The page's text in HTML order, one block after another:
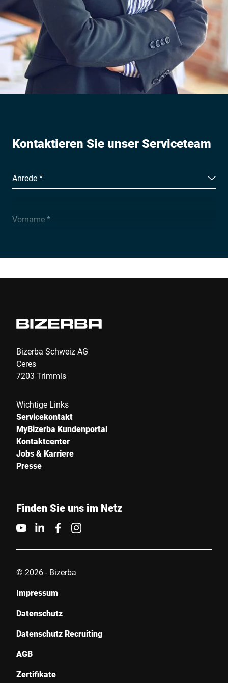
Kontaktieren Sie unser Serviceteam
Anrede *
Vorname *
Nachname *
PLZ *
Land *
E-Mail *
Telefon
Seriennummer
Ihre Nachricht an uns *
Bizerba Schweiz AG
Ceres
7203 Trimmis
Wichtige Links
Servicekontakt
MyBizerba Kundenportal
Kontaktcenter
Jobs & Karriere
Presse
Finden Sie uns im Netz
© 2026 - Bizerba
Impressum
Datenschutz
Datenschutz Recruiting
AGB
Zertifikate